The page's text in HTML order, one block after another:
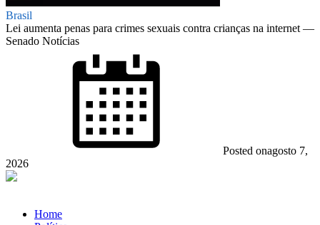
Brasil
Lei aumenta penas para crimes sexuais contra crianças na internet —
Senado Notícias
Posted onagosto 7,
2026
Home